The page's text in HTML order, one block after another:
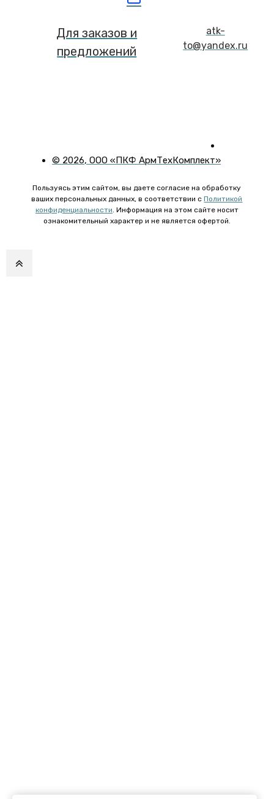
Для заказов и
предложений
atk-
to@yandex.ru
© 2026, ООО «ПКФ АрмТехКомплект»
Пользуясь этим сайтом, вы даете согласие на обработку
ваших персональных данных, в соответствии сПолитикой
конфиденциальности. Информация на этом сайте носит
ознакомительный характер и не является офертой.